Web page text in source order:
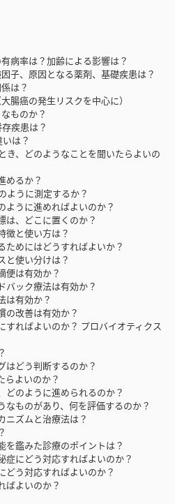
病率は？加齢による影響は？
子、原因となる薬剤、基礎疾患は？
は？
腸癌の発生リスクを中心に）
ものか？
疾患は？
は？
き、どのようなことを聞いたらよいの
めるか？
ように測定するか？
ように進めればよいのか？
は、どこに置くのか？
徴と使い方は？
ためにはどうすればよいか？
と使い分けは？
便は有効か？
バック療法は有効か？
は有効か？
の改善は有効か？
すればよいのか？ プロバイオティクス
はどう判断するのか？
らよいのか？
どのように進められるのか？
ものがあり、何を評価するのか？
ニズムと治療法は？
を鑑みた診療のポイントは？
症にどう対応すればよいのか？
どう対応すればよいのか？
ばよいのか？